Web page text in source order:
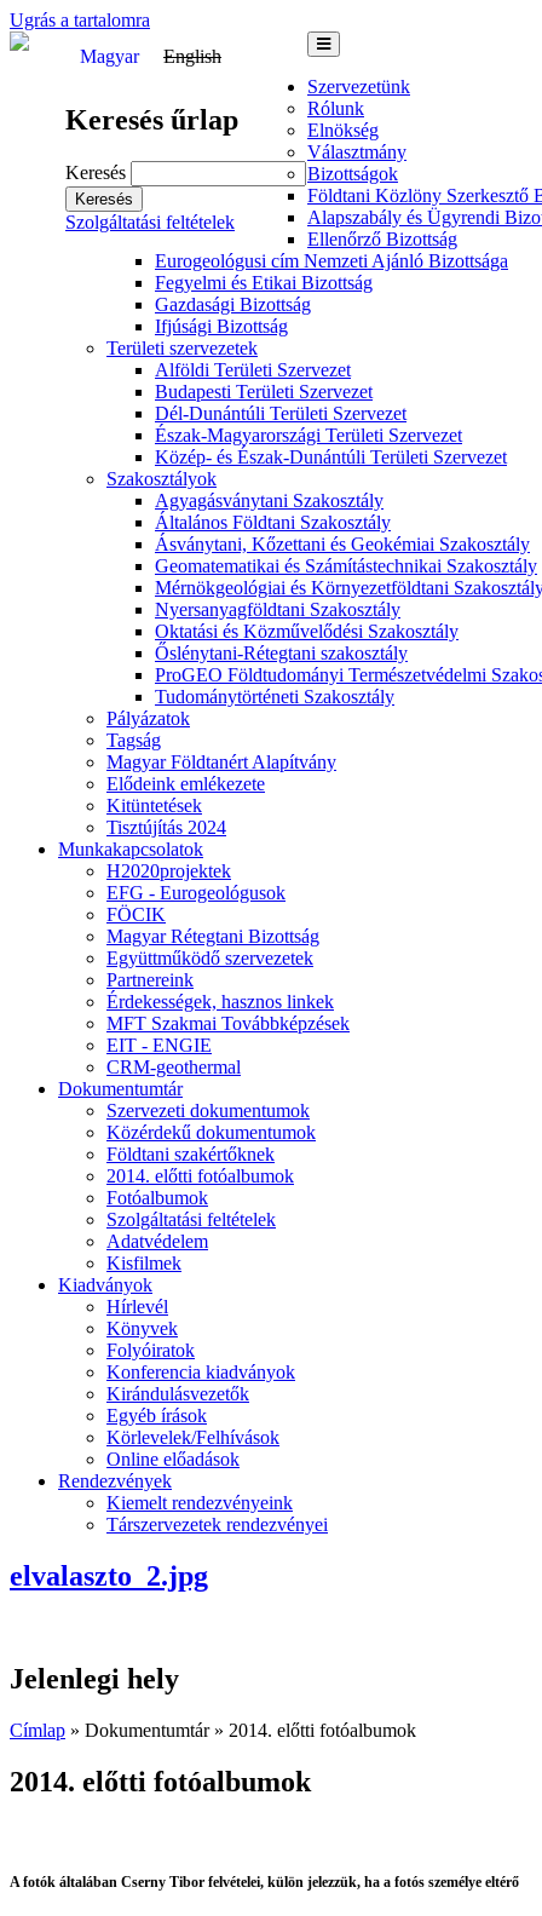
Ugrás a tartalomra
Magyar
English
Keresés űrlap
Keresés
Szolgáltatási feltételek
Szervezetünk
Rólunk
Elnökség
Választmány
Bizottságok
Földtani Közlöny Szerkesztő
Alapszabály és Ügyrendi
Ellenőrző Bizottság
Eurogeológusi cím Nemzeti Ajánló Bizottsága
Fegyelmi és Etikai Bizottság
Gazdasági Bizottság
Ifjúsági Bizottság
Területi szervezetek
Alföldi Területi Szervezet
Budapesti Területi Szervezet
Dél-Dunántúli Területi Szervezet
Észak-Magyarországi Területi Szervezet
Közép- és Észak-Dunántúli Területi Szervezet
Szakosztályok
Agyagásványtani Szakosztály
Általános Földtani Szakosztály
Ásványtani, Kőzettani és Geokémiai Szakosztály
Geomatematikai és Számítástechnikai Szakosztály
Mérnökgeológiai és Környezetföldtani
Nyersanyagföldtani Szakosztály
Oktatási és Közművelődési Szakosztály
Őslénytani-Rétegtani szakosztály
ProGEO Földtudományi Természetvédelmi
Tudománytörténeti Szakosztály
Pályázatok
Tagság
Magyar Földtanért Alapítvány
Elődeink emlékezete
Kitüntetések
Tisztújítás 2024
Munkakapcsolatok
H2020projektek
EFG - Eurogeológusok
FÖCIK
Magyar Rétegtani Bizottság
Együttműködő szervezetek
Partnereink
Érdekességek, hasznos linkek
MFT Szakmai Továbbképzések
EIT - ENGIE
CRM-geothermal
Dokumentumtár
Szervezeti dokumentumok
Közérdekű dokumentumok
Földtani szakértőknek
2014. előtti fotóalbumok
Fotóalbumok
Szolgáltatási feltételek
Adatvédelem
Kisfilmek
Kiadványok
Hírlevél
Könyvek
Folyóiratok
Konferencia kiadványok
Kirándulásvezetők
Egyéb írások
Körlevelek/Felhívások
Online előadások
Rendezvények
Kiemelt rendezvényeink
Társzervezetek rendezvényei
elvalaszto_2.jpg
Jelenlegi hely
Címlap » Dokumentumtár» 2014. előtti fotóalbumok
2014. előtti fotóalbumok
A fotók általában Cserny Tibor felvételei, külön jelezzük, ha a fotós személye eltérő